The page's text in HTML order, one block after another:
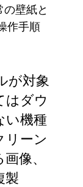
壁紙と
作手順
が対象
はダウ
い機種
ーン
像、
製